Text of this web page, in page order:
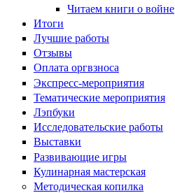
Читаем книги о войне
Итоги
Лучшие работы
Отзывы
Оплата оргвзноса
Экспресс-мероприятия
Тематические мероприятия
Лэпбуки
Исследовательские работы
Выставки
Развивающие игры
Кулинарная мастерская
Методическая копилка